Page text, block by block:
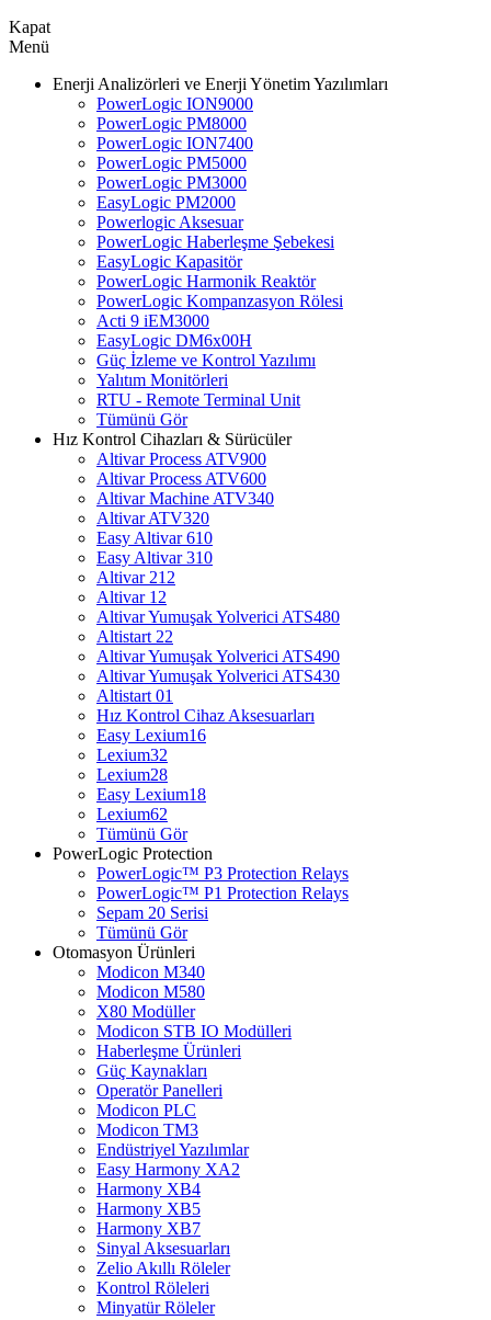
Kapat
Menü
Enerji Analizörleri ve Enerji Yönetim Yazılımları
PowerLogic ION9000
PowerLogic PM8000
PowerLogic ION7400
PowerLogic PM5000
PowerLogic PM3000
EasyLogic PM2000
Powerlogic Aksesuar
PowerLogic Haberleşme Şebekesi
EasyLogic Kapasitör
PowerLogic Harmonik Reaktör
PowerLogic Kompanzasyon Rölesi
Acti 9 iEM3000
EasyLogic DM6x00H
Güç İzleme ve Kontrol Yazılımı
Yalıtım Monitörleri
RTU - Remote Terminal Unit
Tümünü Gör
Hız Kontrol Cihazları & Sürücüler
Altivar Process ATV900
Altivar Process ATV600
Altivar Machine ATV340
Altivar ATV320
Easy Altivar 610
Easy Altivar 310
Altivar 212
Altivar 12
Altivar Yumuşak Yolverici ATS480
Altistart 22
Altivar Yumuşak Yolverici ATS490
Altivar Yumuşak Yolverici ATS430
Altistart 01
Hız Kontrol Cihaz Aksesuarları
Easy Lexium16
Lexium32
Lexium28
Easy Lexium18
Lexium62
Tümünü Gör
PowerLogic Protection
PowerLogic™ P3 Protection Relays
PowerLogic™ P1 Protection Relays​
Sepam 20 Serisi
Tümünü Gör
Otomasyon Ürünleri
Modicon M340
Modicon M580
X80 Modüller
Modicon STB IO Modülleri
Haberleşme Ürünleri
Güç Kaynakları
Operatör Panelleri
Modicon PLC
Modicon TM3
Endüstriyel Yazılımlar
Easy Harmony XA2
Harmony XB4
Harmony XB5
Harmony XB7
Sinyal Aksesuarları
Zelio Akıllı Röleler
Kontrol Röleleri
Minyatür Röleler